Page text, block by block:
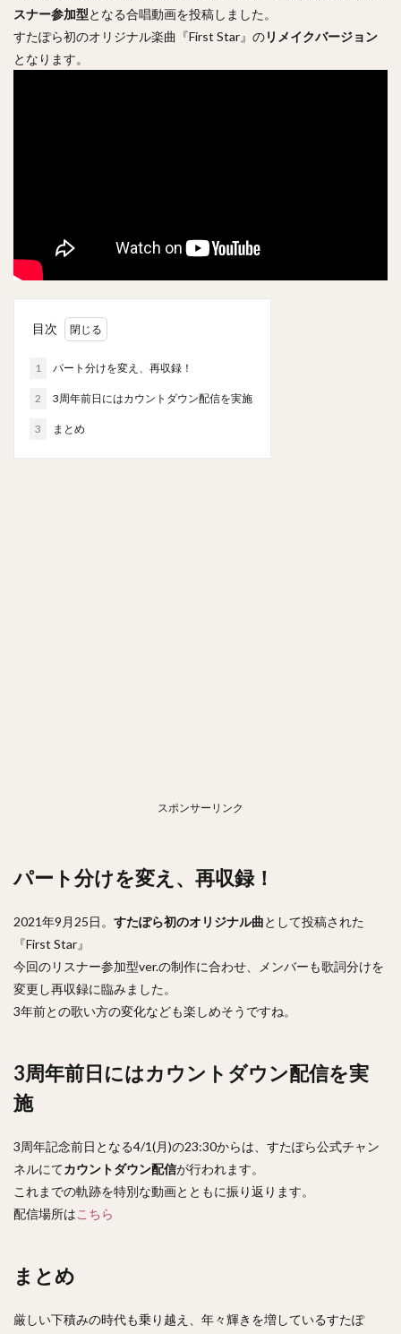
スナー参加型となる合唱動画を投稿しました。
すたぽら初のオリジナル楽曲『First Star』のリメイクバージョン
となります。
目次
1 パート分けを変え、再収録！
2 3周年前日にはカウントダウン配信を実施
3 まとめ
スポンサーリンク
パート分けを変え、再収録！
2021年9月25日。 すたぽら初のオリジナル曲として投稿された
『First Star』
今回のリスナー参加型ver.の制作に合わせ、メンバーも歌詞分けを
変更し再収録に臨みました。
3年前との歌い方の変化なども楽しめそうですね。
3周年前日にはカウントダウン配信を実
施
3周年記念前日となる4/1(月)の23:30からは、すたぽら公式チャン
ネルにてカウントダウン配信が行われます。
これまでの軌跡を特別な動画とともに振り返ります。
配信場所はこちら
まとめ
厳しい下積みの時代も乗り越え、年々輝きを増しているすたぽ